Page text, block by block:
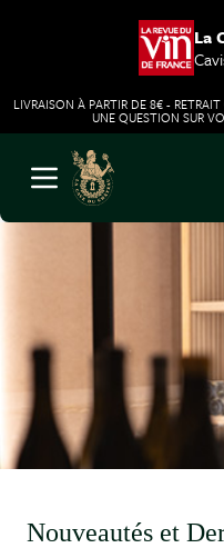
La
LIVRAISON À PARTIR DE 8€ -
UNE QUESTION SUR
Aller au contenu
Ouvrir le menu
Nouveautés et